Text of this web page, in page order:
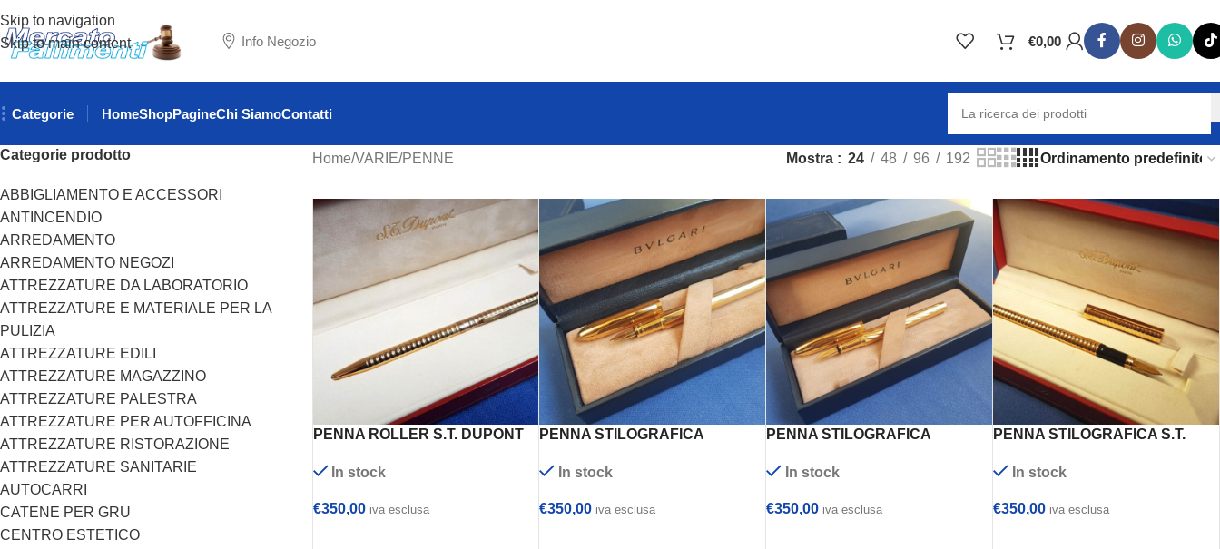
Skip to navigation
Skip to main content
Info Negozio €0,00
Categorie HomeShopPagineChi SiamoContatti
Categorie prodotto
ABBIGLIAMENTO E ACCESSORI
ANTINCENDIO
ARREDAMENTO
ARREDAMENTO NEGOZI
ATTREZZATURE DA LABORATORIO
ATTREZZATURE E MATERIALE PER LA
PULIZIA
ATTREZZATURE EDILI
ATTREZZATURE MAGAZZINO
ATTREZZATURE PALESTRA
ATTREZZATURE PER AUTOFFICINA
ATTREZZATURE RISTORAZIONE
ATTREZZATURE SANITARIE
AUTOCARRI
CATENE PER GRU
CENTRO ESTETICO
Home VARIE PENNE Mostra 24 48 96 192
PENNA ROLLER S.T. DUPONT
In stock
€350,00 iva esclusa
PENNA STILOGRAFICA
In stock
€350,00 iva esclusa
PENNA STILOGRAFICA
In stock
€350,00 iva esclusa
PENNA STILOGRAFICA S.T.
In stock
€350,00 iva esclusa